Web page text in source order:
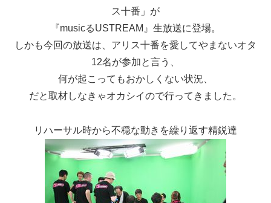
ス十番」が
『musicるUSTREAM』生放送に登場。
しかも今回の放送は、アリス十番を愛してやまないオタ
12名が参加と言う、
何が起こってもおかしくない状況、
だと取材しなきゃオカシイので行ってきました。
リハーサル時から不穏な動きを繰り返す精鋭達